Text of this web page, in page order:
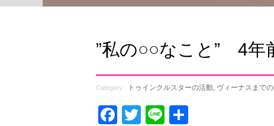
”私の○○なこと” 4年
Category : トゥインクルスターの活動, ヴィーナスまでの
Facebook
Twitter
Line